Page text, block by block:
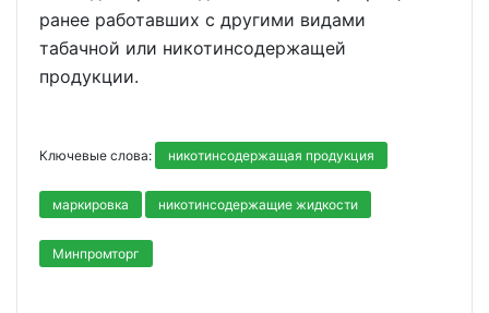
ранее работавших с другими видами
табачной или никотинсодержащей
продукции.
Ключевые слова: никотинсодержащая продукция
маркировка никотинсодержащие жидкости
Минпромторг